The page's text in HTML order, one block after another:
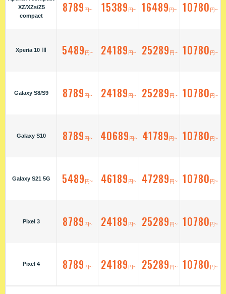
XZ/XZs/Z5
compact
Xperia 10 Ⅲ
Galaxy S8/S9
Galaxy S10
Galaxy S21 5G
Pixel 3
Pixel 4
8789 円~ 15389 円~ 16489 円~ 10780 円~
5489 円~ 24189 円~ 25289 円~ 10780 円~
8789 円~ 24189 円~ 25289 円~ 10780 円~
8789 円~ 40689 円~ 41789 円~ 10780 円~
5489 円~ 46189 円~ 47289 円~ 10780 円~
8789 円~ 24189 円~ 25289 円~ 10780 円~
8789 円~ 24189 円~ 25289 円~ 10780 円~